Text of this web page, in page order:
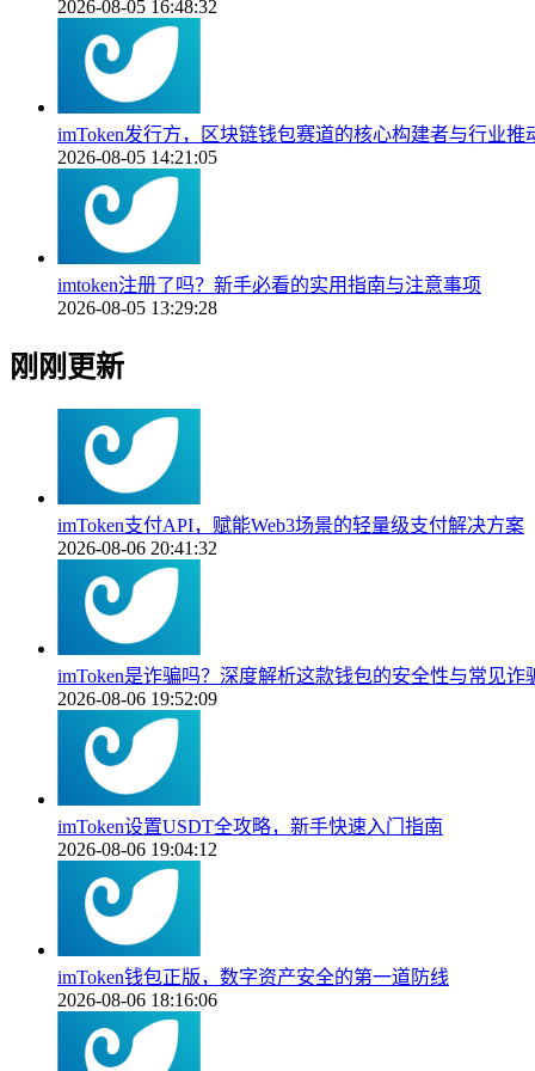
2026-08-05 16:48:32
imToken发行方，区块链钱包赛道的核心构建者与行业推
2026-08-05 14:21:05
imtoken注册了吗？新手必看的实用指南与注意事项
2026-08-05 13:29:28
刚刚更新
imToken支付API，赋能Web3场景的轻量级支付解决方案
2026-08-06 20:41:32
imToken是诈骗吗？深度解析这款钱包的安全性与常见诈
2026-08-06 19:52:09
imToken设置USDT全攻略，新手快速入门指南
2026-08-06 19:04:12
imToken钱包正版，数字资产安全的第一道防线
2026-08-06 18:16:06